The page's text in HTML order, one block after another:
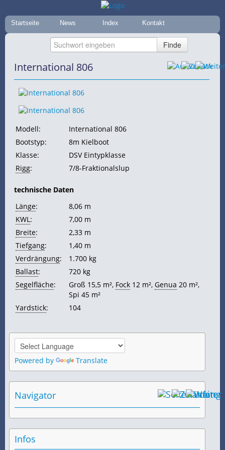
Startseite News Index Kontakt
International 806
Modell:
International 806
Bootstyp:
8m Kielboot
Klasse:
DSV Eintypklasse
Rigg: 7/8-Fraktionalslup
technische Daten
Länge:
8,06 m
KWL :
7,00 m
Breite:
2,33 m
Tiefgang:
1,40 m
Verdrängung:
1.700 kg
Ballast:
720 kg
Segelfläche: Groß 15,5 m², Fock 12 m², Genua 20 m²,
Spi 45 m²
Yardstick: 104
Powered by Translate
Navigator
Infos